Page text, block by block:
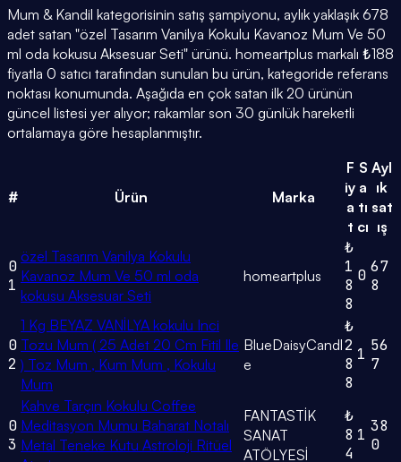
Mum & Kandil kategorisinin satış şampiyonu, aylık yaklaşık 678
adet satan "özel Tasarım Vanilya Kokulu Kavanoz Mum Ve 50
ml oda kokusu Aksesuar Seti" ürünü. homeartplus markalı ₺188
fiyatla 0 satıcı tarafından sunulan bu ürün, kategoride referans
noktası konumunda. Aşağıda en çok satan ilk 20 ürünün
güncel listesi yer alıyor; rakamlar son 30 günlük hareketli
ortalamaya göre hesaplanmıştır.
# Ürün Marka
F
iy
a
t
S
a
tı
cı
Ayl
ık
sat
ış
0
1
özel Tasarım Vanilya Kokulu
Kavanoz Mum Ve 50 ml oda
kokusu Aksesuar Seti
homeartplus
₺
1
8
8
0 67
8
0
2
1 Kg BEYAZ VANİLYA kokulu Inci
Tozu Mum ( 25 Adet 20 Cm Fitil Ile
) Toz Mum , Kum Mum , Kokulu
Mum
BlueDaisyCandl
e
₺
2
8
8
1 56
7
0
3
Kahve Tarçın Kokulu Coffee
Meditasyon Mumu Baharat Notalı
Metal Teneke Kutu Astroloji Ritüel
FANTASTİK
SANAT
ATÖLYESİ
₺
8
4
1 38
0